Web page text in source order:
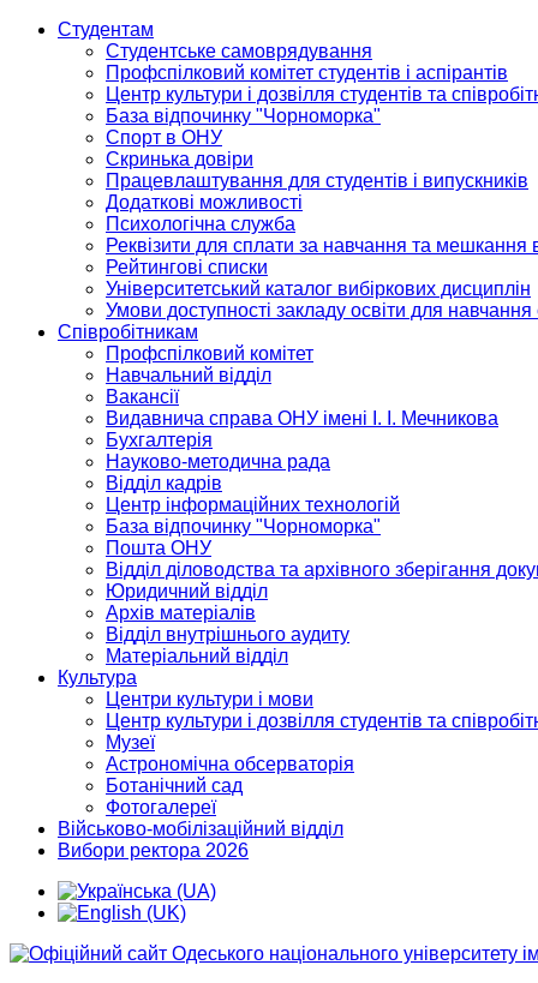
Студентам
Студентське самоврядування
Профспілковий комітет студентів і аспірантів
Центр культури і дозвілля студентів та
База відпочинку "Чорноморка"
Спорт в ОНУ
Скринька довіри
Працевлаштування для студентів і випускників
Додаткові можливості
Психологічна служба
Реквізити для сплати за навчання та мешкання
Рейтингові списки
Університетський каталог вибіркових дисциплін
Умови доступності закладу освіти для
Співробітникам
Профспілковий комітет
Навчальний відділ
Вакансії
Видавнича справа ОНУ імені І. І. Мечникова
Бухгалтерія
Науково-методична рада
Відділ кадрів
Центр інформаційних технологій
База відпочинку "Чорноморка"
Пошта ОНУ
Відділ діловодства та архівного зберігання
Юридичний відділ
Архів матеріалів
Відділ внутрішнього аудиту
Матеріальний відділ
Культура
Центри культури і мови
Центр культури і дозвілля студентів та
Музеї
Астрономічна обсерваторія
Ботанічний сад
Фотогалереї
Військово-мобілізаційний відділ
Вибори ректора 2026